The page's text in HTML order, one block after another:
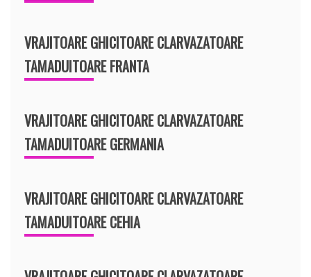
VRAJITOARE GHICITOARE CLARVAZATOARE
TAMADUITOARE FRANTA
VRAJITOARE GHICITOARE CLARVAZATOARE
TAMADUITOARE GERMANIA
VRAJITOARE GHICITOARE CLARVAZATOARE
TAMADUITOARE CEHIA